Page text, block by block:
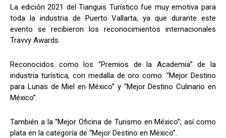
La edición 2021 del Tianguis Turístico fue muy emotiva para
toda la industria de Puerto Vallarta, ya que durante este
evento se recibieron los reconocimientos internacionales
Travvy Awards.
Reconocidos como los “Premios de la Academia” de la
industria turística, con medalla de oro como: “Mejor Destino
para Lunas de Miel en México” y “Mejor Destino Culinario en
México”.
También a la “Mejor Oficina de Turismo en México”; así como
plata en la categoría de “Mejor Destino en México”.